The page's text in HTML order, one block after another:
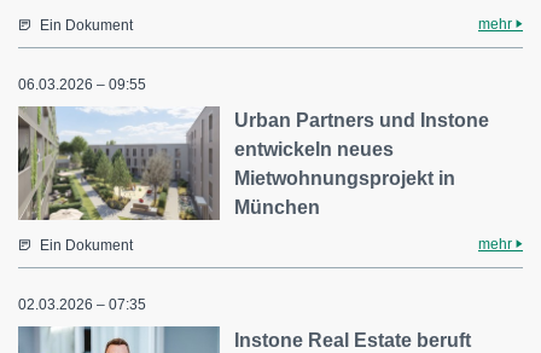
Ein Dokument mehr
06.03.2026 – 09:55
Urban Partners und Instone
entwickeln neues
Mietwohnungsprojekt in
München
Ein Dokument mehr
02.03.2026 – 07:35
Instone Real Estate beruft